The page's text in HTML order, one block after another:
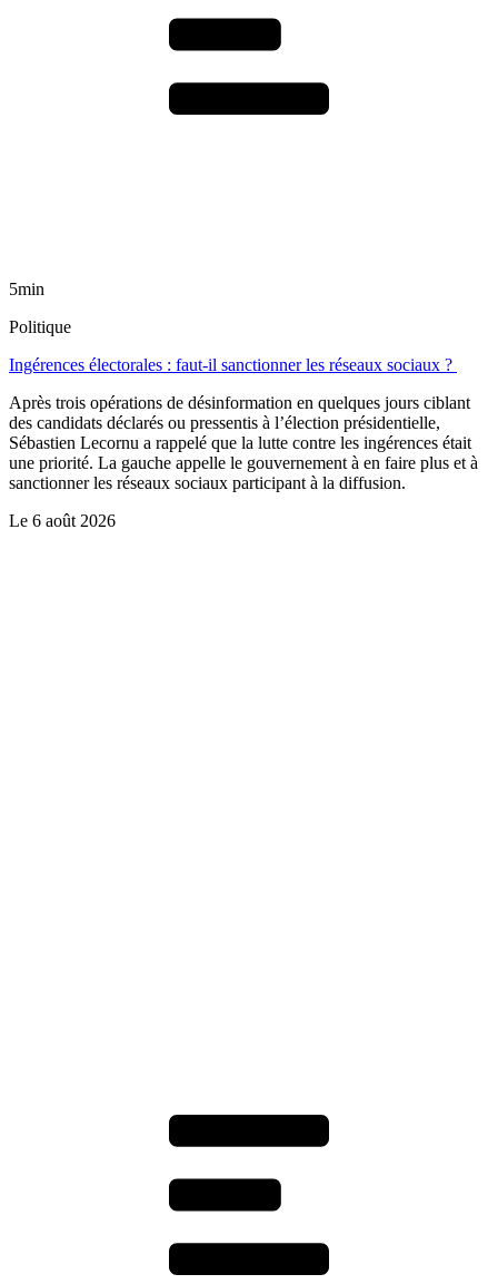
5min
Politique
Ingérences électorales : faut-il sanctionner les réseaux sociaux ?
Après trois opérations de désinformation en quelques jours ciblant
des candidats déclarés ou pressentis à l’élection présidentielle,
Sébastien Lecornu a rappelé que la lutte contre les ingérences était
une priorité. La gauche appelle le gouvernement à en faire plus et à
sanctionner les réseaux sociaux participant à la diffusion.
Le 6 août 2026